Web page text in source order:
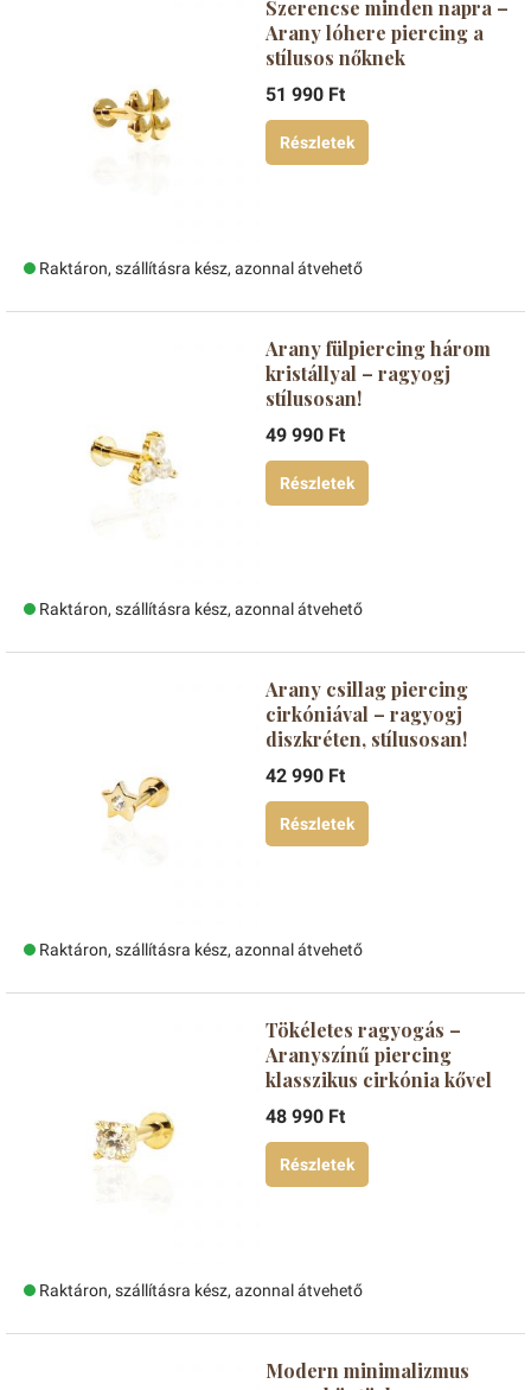
Szerencse minden napra –
Arany lóhere piercing a
stílusos nőknek
51 990 Ft
Részletek
Raktáron, szállításra kész, azonnal átvehető
Arany fülpiercing három
kristállyal – ragyogj
stílusosan!
49 990 Ft
Részletek
Raktáron, szállításra kész, azonnal átvehető
Arany csillag piercing
cirkóniával – ragyogj
diszkréten, stílusosan!
42 990 Ft
Részletek
Raktáron, szállításra kész, azonnal átvehető
Tökéletes ragyogás –
Aranyszínű piercing
klasszikus cirkónia kővel
48 990 Ft
Részletek
Raktáron, szállításra kész, azonnal átvehető
Modern minimalizmus